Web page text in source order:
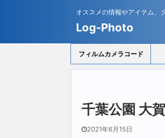
オススメの情報やアイテム、
Log-Photo
フィルムカメラコード
千葉公園 大
2021年6月15日